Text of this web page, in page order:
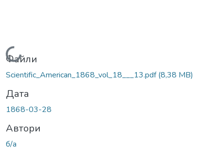
Вантажиться...
Файли
Scientific_American_1868_vol_18___13.pdf(8,38 MB)
Дата
1868-03-28
Автори
б/а